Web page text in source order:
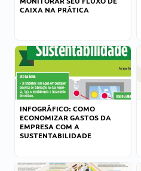
CAIXA NA PRÁTICA
INFOGRÁFICO: COMO
ECONOMIZAR GASTOS DA
EMPRESA COM A
SUSTENTABILIDADE